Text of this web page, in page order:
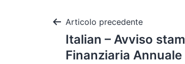
Articolo precedente
Italian – Avviso
Finanziaria